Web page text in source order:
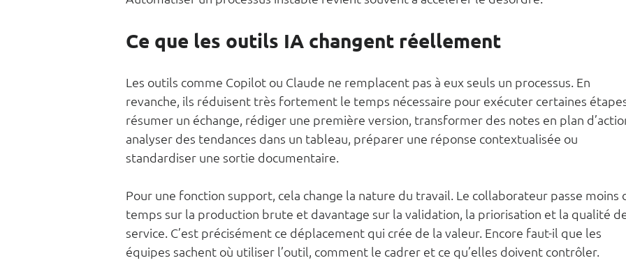
Ce que les outils IA changent réellement
Les outils comme Copilot ou Claude ne remplacent pas à eux seuls un processus. En
revanche, ils réduisent très fortement le temps nécessaire pour exécuter certaines
résumer un échange, rédiger une première version, transformer des notes en plan
analyser des tendances dans un tableau, préparer une réponse contextualisée ou
standardiser une sortie documentaire.
Pour une fonction support, cela change la nature du travail. Le collaborateur passe moins
temps sur la production brute et davantage sur la validation, la priorisation et la qualité
service. C’est précisément ce déplacement qui crée de la valeur. Encore faut-il que les
équipes sachent où utiliser l’outil, comment le cadrer et ce qu’elles doivent contrôler.